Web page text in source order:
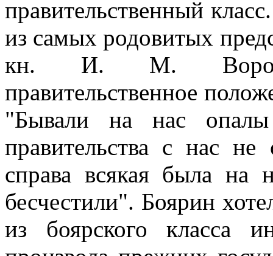
правительственный
из самых родовитых
кн. И. М.
правительственное
"Бывали на нас
правительства с нас не
справа всякая была
бесчестили". Боярин
из боярского класса